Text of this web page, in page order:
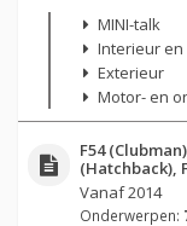
MINI-talk
Interieur en
Exterieur
Motor- en
F54
(Hatchback),
Vanaf 2014
Onderwerpen: